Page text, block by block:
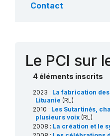
Contact
Le PCI sur
4 éléments inscrits
2023 : La fabrication
Lituanie (RL)
2010 : Les Sutartinės,
plusieurs voix (RL)
2008 : La création et le